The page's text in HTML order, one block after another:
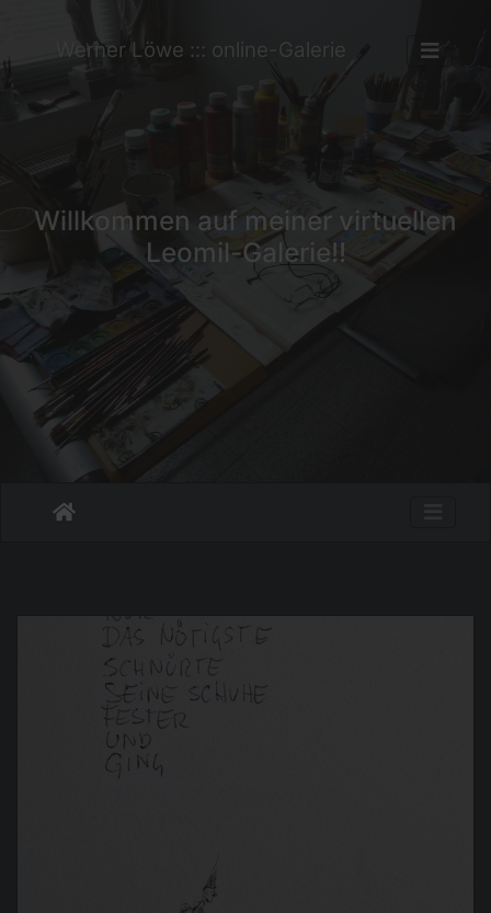
Werner Löwe ::: online-Galerie
Willkommen auf meiner virtuellen
Leomil-Galerie!!